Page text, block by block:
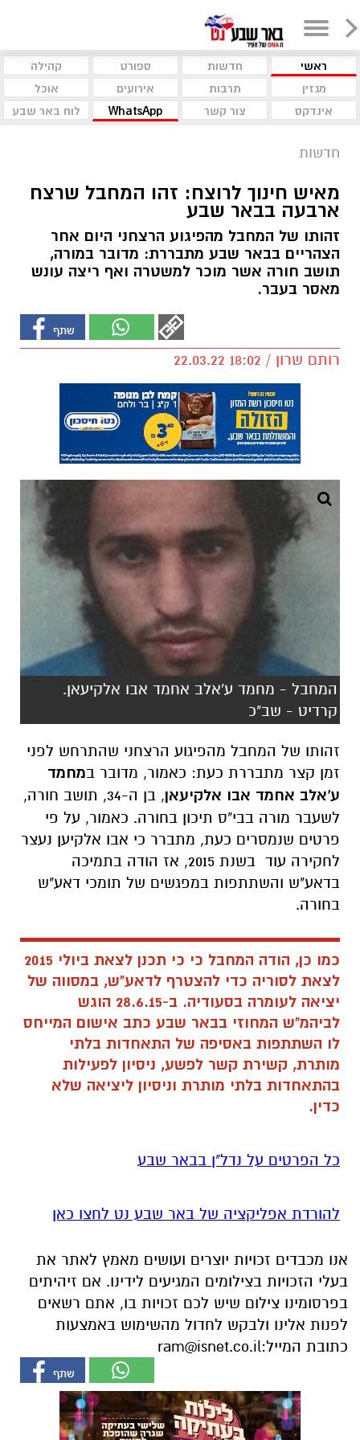
ראשי חדשות ספורט
קהילה
מגזין
תרבות אירועים
אוכל
אינדקס
צור קשר WhatsApp לוח באר שבע
חדשות
מאיש חינוך לרוצח: זהו המחבל שרצח
ארבעה בבאר שבע
זהותו של המחבל מהפיגוע הרצחני היום אחר
הצהריים בבאר שבע מתבררת: מדובר במורה,
תושב חורה אשר מוכר למשטרה ואף ריצה עונש
מאסר בעבר.
רותם שרון / 18:02 22.03.22
המחבל - מחמד ע'אלב אחמד אבו אלקיעאן.
קרדיט - שב"כ
זהותו של המחבל מהפיגוע הרצחני שהתרחש לפני
זמן קצר מתבררת כעת: כאמור, מדובר במחמד
ע'אלב אחמד אבו אלקיעאן
, בן ה-34, תושב חורה,
לשעבר מורה בבי"ס תיכון בחורה. כאמור, על פי
פרטים שנמסרים כעת, מתברר כי אבו אלקיען נעצר
לחקירה עוד בשנת 2015, אז הודה בתמיכה
בדאע"ש והשתתפות במפגשים של תומכי דאע"ש
בחורה.
כמו כן, הודה המחבל כי כי תכנן לצאת ביולי 2015
לצאת לסוריה כדי להצטרף לדאע"ש, במסווה של
יציאה לעומרה בסעודיה. ב-28.6.15 הוגש
לביהמ"ש המחוזי בבאר שבע כתב אישום המייחס
לו השתתפות באסיפה של התאחדות בלתי
מותרת, קשירת קשר לפשע, ניסיון לפעילות
בהתאחדות בלתי מותרת וניסיון ליציאה שלא
כדין.
כל הפרטים על נדל"ן בבאר שבע
להורדת אפליקציה של באר שבע נט לחצו כאן
אנו מכבדים זכויות יוצרים ועושים מאמץ לאתר את
בעלי הזכויות בצילומים המגיעים לידינו. אם זיהיתים
בפרסומינו צילום שיש לכם זכויות בו, אתם רשאים
לפנות אלינו ולבקש לחדול מהשימוש באמצעות
כתובת המייל:ram@isnet.co.il